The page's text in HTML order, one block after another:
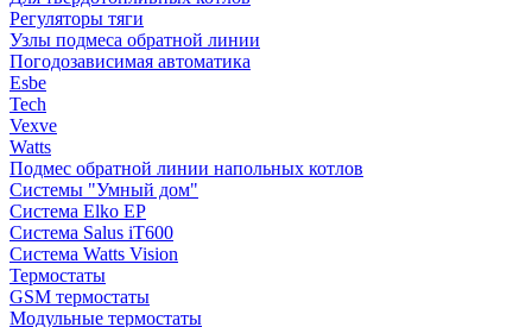
Регуляторы тяги
Узлы подмеса обратной линии
Погодозависимая автоматика
Esbe
Tech
Vexve
Watts
Подмес обратной линии напольных котлов
Системы "Умный дом"
Система Elko EP
Система Salus iT600
Система Watts Vision
Термостаты
GSM термостаты
Модульные термостаты